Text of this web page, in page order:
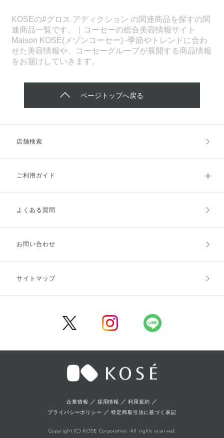
KOSEの#グロス アディクション の関連商品を探すの関
連商品一覧です。｜コーセーの総合美容情報サイト
Maison KOSÉ(メゾンコーセー) -季節やトレンドに合わ
せた美容情報や、コーセーグループが展開する商品情報
をお届けしていきます。
ページトップへ戻る
店舗検索
ご利用ガイド
ご利用ガイドトップ
お支払方法
キャンセル・返品・交換
よくある質問
お問い合わせ
サイトマップ
企業情報 ／ 採用情報 ／利用規約 ／
プライバシーポリシー ／特定商取引法に基づく表記
Copyright (C) KOSE Corporation. All rights reserved.